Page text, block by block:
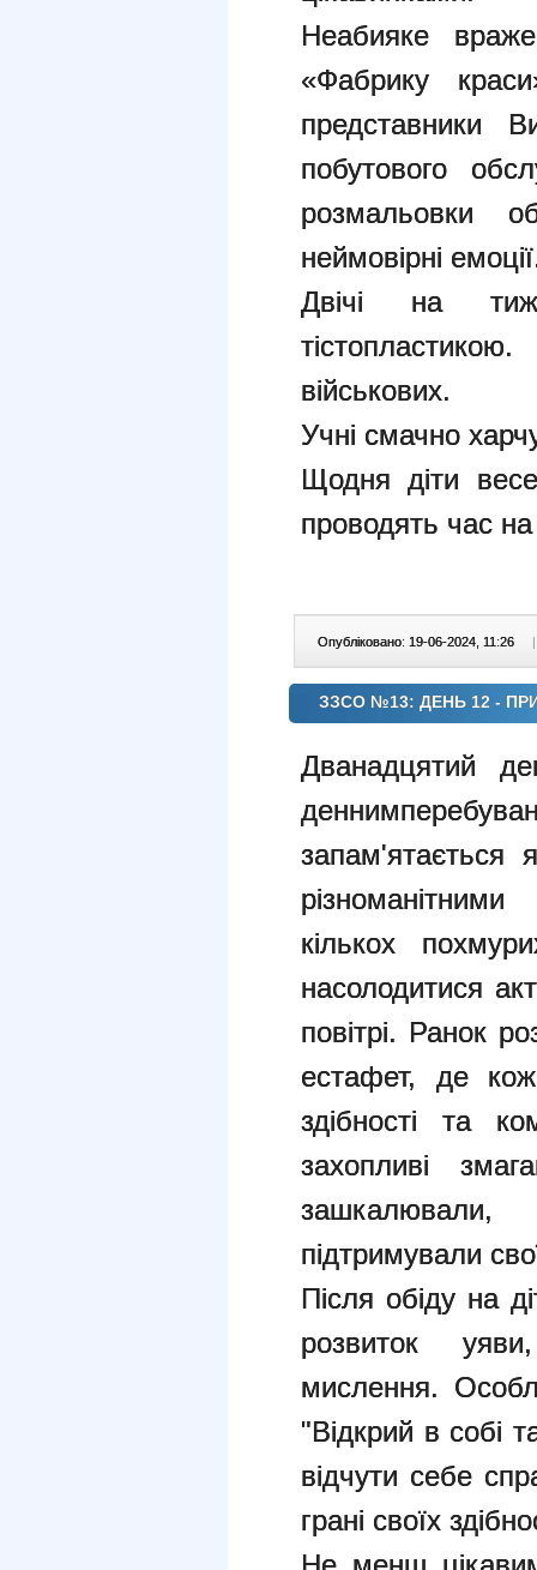
Неабияке
«Фабрику
представники
побутового
розмальовки
неймовірні
Двічі на
військових.
Учні смачно
Щодня діти
проводять час
Опубліковано: 19-06-2024, 11:26 |
ЗЗСО №13: ДЕНЬ 12 -
Дванадцятий
запам'ятається
кількох
насолодитися
повітрі. Ранок
естафет, де
здібності та
захопливі
підтримували
Після обіду на
розвиток
мислення.
"Відкрий в собі
відчути себе
грані своїх